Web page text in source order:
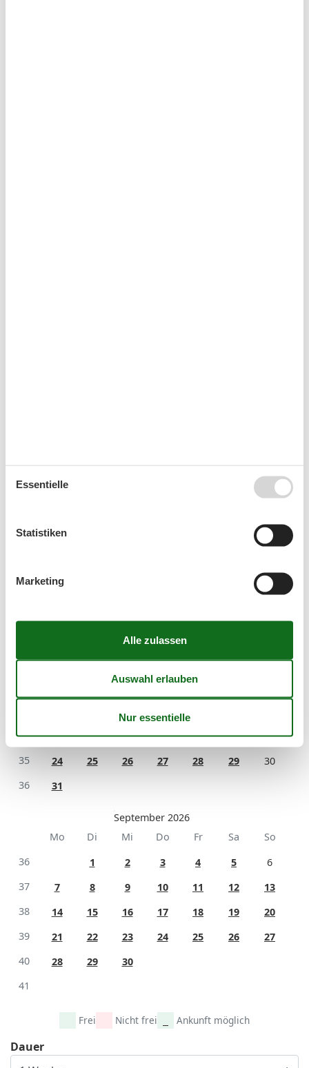
außerhalb der Hochsaison.
Mi Do
31
1
2
5 6 7
12
34
17 18 19 20 21 22
23
35
24 25 26 27 28 29
30
36
31
September 2026
Mo
Di Mi Do Fr Sa
So
36
1 2 3 4 5
6
37
7 8 9 10 11 12
13
38
14 15 16 17 18 19
20
39
21 22 23 24 25 26
27
40
28 29
30
41
Frei Nicht frei Ankunft möglich
Dauer
Essentielle
Statistiken
Marketing